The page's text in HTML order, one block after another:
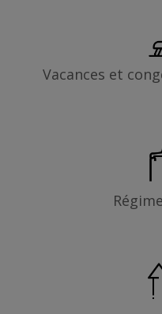
Vacances et